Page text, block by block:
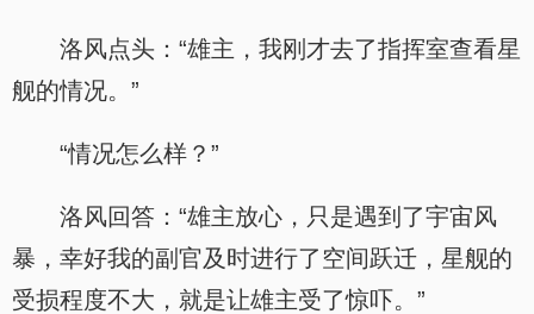
洛风点头：“雄主，我刚才去了指挥室查看星
舰的情况。”
“情况怎么样？”
洛风回答：“雄主放心，只是遇到了宇宙风
暴，幸好我的副官及时进行了空间跃迁，星舰的
受损程度不大，就是让雄主受了惊吓。”